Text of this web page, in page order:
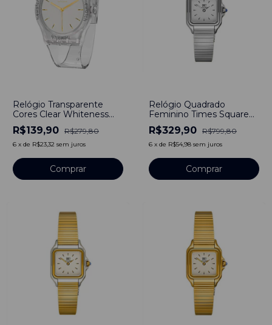
Relógio Transparente
Cores Clear Whiteness
Dourado Bewatch
R$139,90 R$279,80
6 x de R$23,32 sem juros
Relógio Quadrado
Feminino Times Square
Line Prata Aço Inoxidável
Banho em Titânio
R$329,90 R$799,80
6 x de R$54,98 sem juros
Comprar